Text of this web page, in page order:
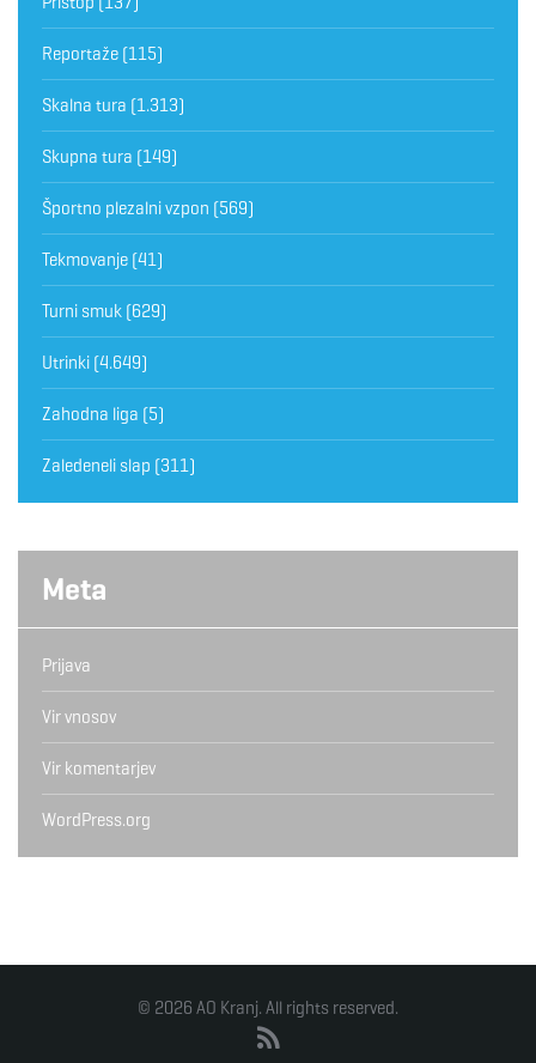
Reportaže (115)
Skalna tura (1.313)
Skupna tura (149)
Športno plezalni vzpon (569)
Tekmovanje (41)
Turni smuk (629)
Utrinki (4.649)
Zahodna liga (5)
Zaledeneli slap (311)
Meta
Prijava
Vir vnosov
Vir komentarjev
WordPress.org
© 2026 AO Kranj. All rights reserved.